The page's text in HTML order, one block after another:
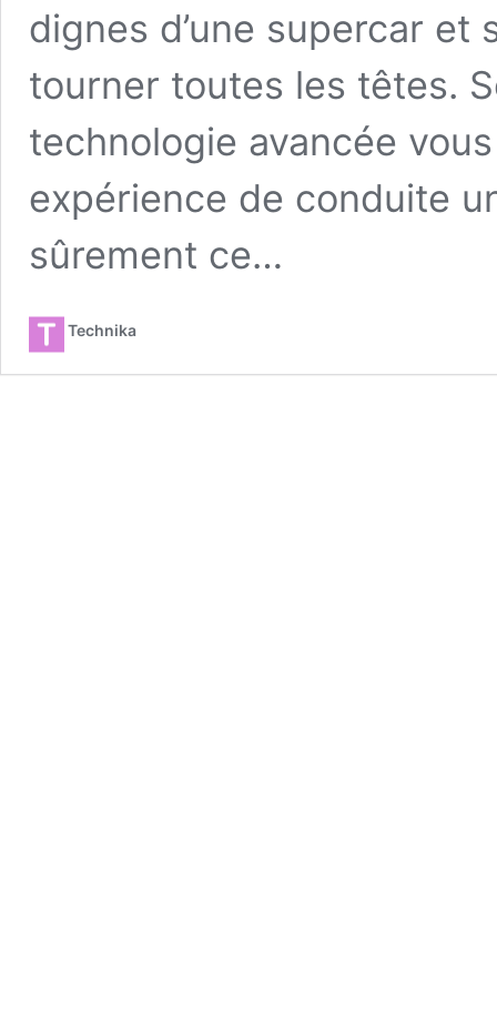
dignes d’une supercar
tourner toutes les têtes.
technologie avancée
expérience de conduite
sûrement ce…
Technika